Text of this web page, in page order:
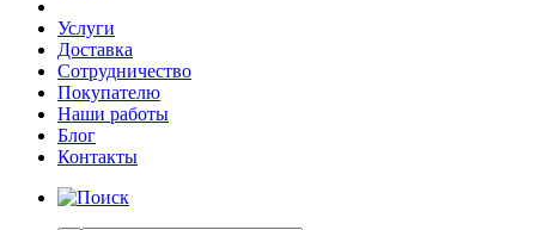
Услуги
Доставка
Сотрудничество
Покупателю
Наши работы
Блог
Контакты